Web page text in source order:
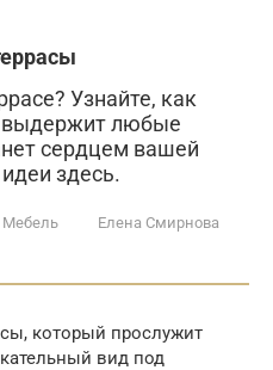
Узнайте, как
выдержит любые
сердцем вашей
здесь.
Мебель Елена Смирнова
который прослужит
вид под